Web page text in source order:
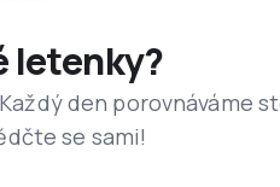
letenky?
den porovnáváme
se sami!